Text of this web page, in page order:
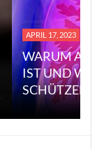
APRIL 17, 2023
WARUM
IST UND
SCHÜTZEN